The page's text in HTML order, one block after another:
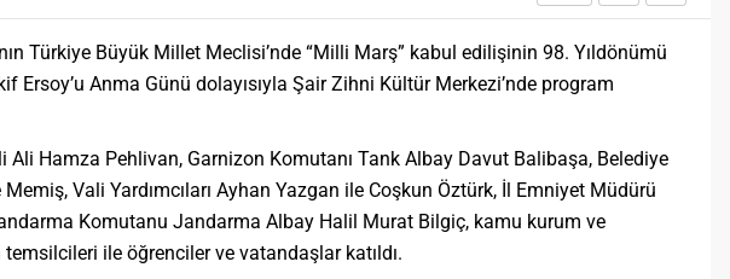
Türkiye Büyük Millet Meclisi’nde “Milli Marş” kabul edilişinin 98. Yıldönümü
Ersoy’u Anma Günü dolayısıyla Şair Zihni Kültür Merkezi’nde program
Ali Hamza Pehlivan, Garnizon Komutanı Tank Albay Davut Balibaşa, Belediye
Memiş, Vali Yardımcıları Ayhan Yazgan ile Coşkun Öztürk, İl Emniyet Müdürü
Komutanu Jandarma Albay Halil Murat Bilgiç, kamu kurum ve
temsilcileri ile öğrenciler ve vatandaşlar katıldı.
toplumların gelişiminde ve
değişiminde geniş yer etmiş
temel bir insan işlevidir.
Öğrenme eğitim bilimcilerce
kişinin çevresi ile etkileşimi
sonucunda meydana gelen kalıcı